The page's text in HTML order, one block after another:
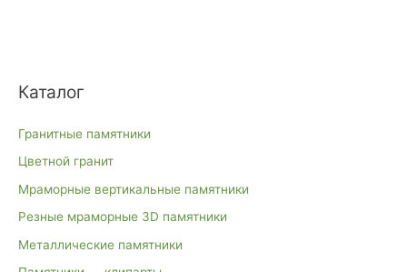
Каталог
Гранитные памятники
Цветной гранит
Мраморные вертикальные памятники
Резные мраморные 3D памятники
Металлические памятники